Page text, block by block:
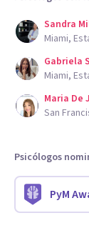
Sandra
Miami,
Gabriela
Miami,
Maria De
San
Psicólogos
PyM